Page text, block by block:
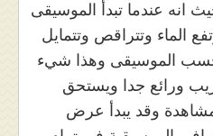
انه عندما تبدأ الموسيقى
الماء وتتراقص وتتمايل
الموسيقى وهذا شيء
ورائع جدا ويستحق
وقد يبدأ عرض